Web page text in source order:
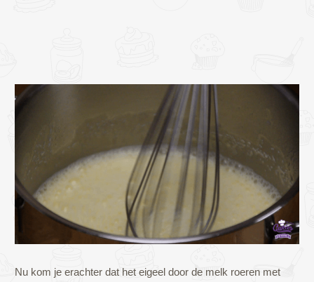
Nu kom je erachter dat het eigeel door de melk roeren met